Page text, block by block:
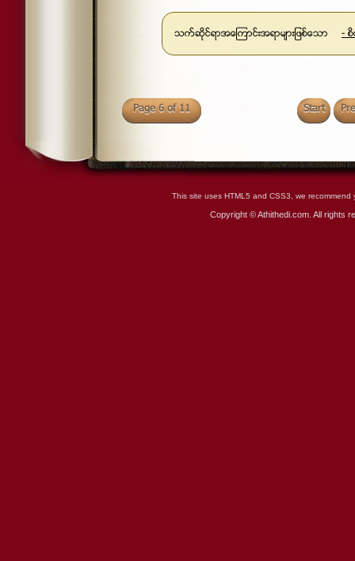
-
Page 6 of 11 Start
This site uses HTML5 and CSS3, we
Copyright © Athithedi.com. All rights